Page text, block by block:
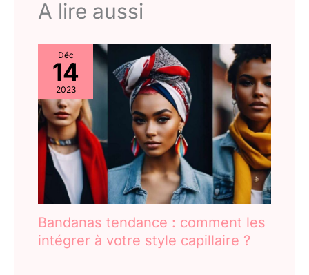
A lire aussi
Déc
14
2023
Bandanas tendance : comment les
intégrer à votre style capillaire ?